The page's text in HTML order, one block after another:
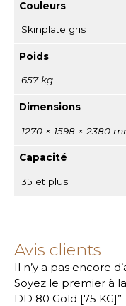
Poids
657 kg
Dimensions
1270 × 1598 × 2380
Capacité
35 et plus
Couleurs
Skinplate gris
Avis clients
Il n’y a pas encore
Soyez le premier à
DD 80 Gold [75 KG]”